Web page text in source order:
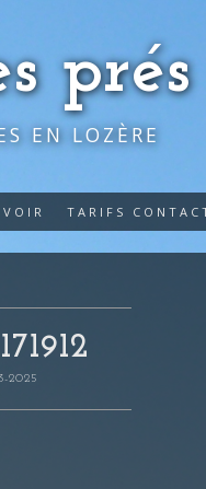
prés
EN LOZÈRE
TARIFS
2025